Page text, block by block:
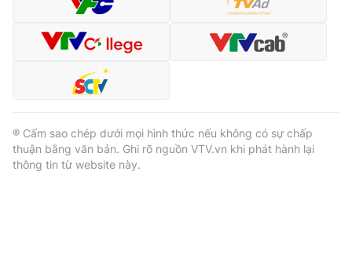
® Cấm sao chép dưới mọi hình thức nếu không có sự chấp
thuận bằng văn bản. Ghi rõ nguồn VTV.vn khi phát hành lại
thông tin từ website này.